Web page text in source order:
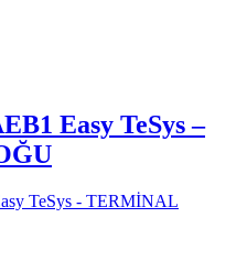
Easy TeSys –